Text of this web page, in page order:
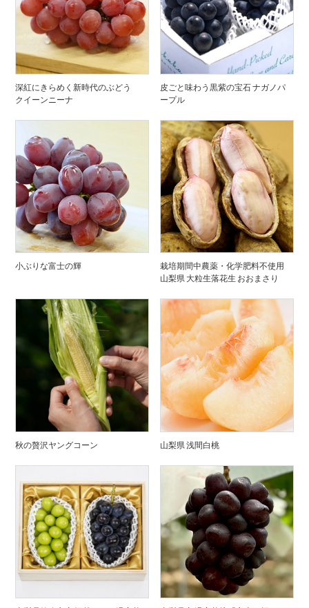
深紅にきらめく新時代のぶどう
クイーンニーナ
皮ごと味わう黒紫の宝石 ナガノパ
ープル
小ぶりな富士の輝
栽培期間中農薬・化学肥料不使用
山梨県 大粒生落花生 おおまさり
秋の贅沢ヤングコーン 山梨県 浅間白桃